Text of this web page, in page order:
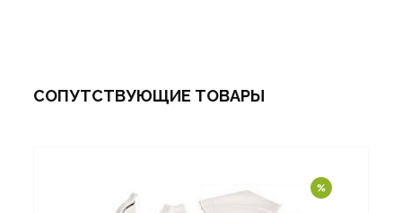
СОПУТСТВУЮЩИЕ ТОВАРЫ